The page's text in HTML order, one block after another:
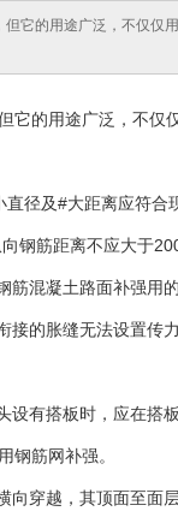
它的用途广泛，不仅仅
它的用途广泛，不仅
径及#大距离应符
钢筋距离不应大于
混凝土路面补强用
接的胀缝无法设置传
设有搭板时，应在搭
钢筋网补强。
向穿越，其顶面至面